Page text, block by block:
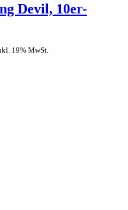
Devil, 10er-
19% MwSt.